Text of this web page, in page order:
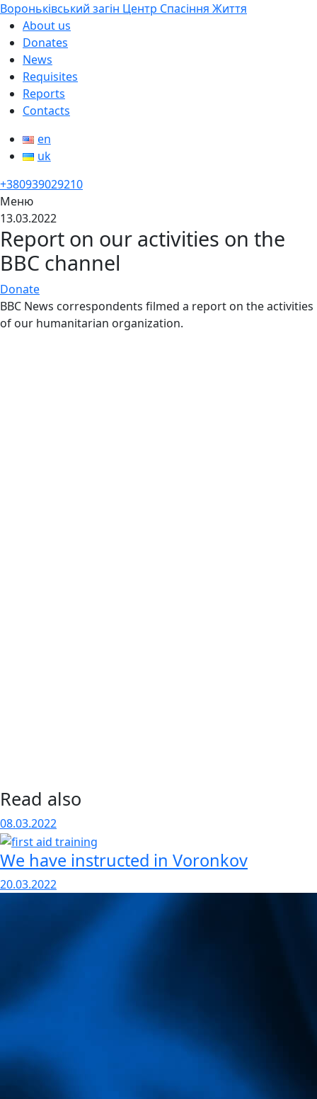
Вороньківський загін Центр Спасіння Життя
About us
Donates
News
Requisites
Reports
Contacts
en
uk
+380939029210
Меню
13.03.2022
Report on our activities on the
BBC channel
Donate
BBC News correspondents filmed a report on the activities
of our humanitarian organization.
Read also
08.03.2022
We have instructed in Voronkov
20.03.2022